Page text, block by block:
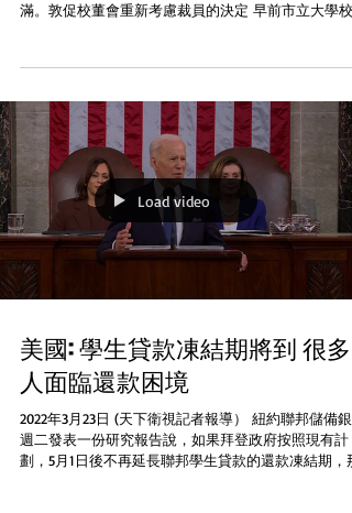
滿。敦促校董會重新考慮裁員的決定 早前市立大學校
投票...
Load video
美國: 學生貸款凍結期將到 很多
人面臨還款困境
2022年3月23日 (天下衛視記者報導） 紐約聯邦儲備銀
週二發表一份研究報告說，如果拜登政府按照現有計
劃，5月1日後不再延長聯邦學生貸款的還款凍結期，那